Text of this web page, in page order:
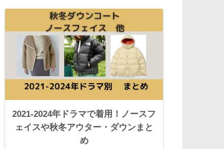
2021-2024年ドラマで着用！ノースフ
ェイスや秋冬アウター・ダウンまと
め